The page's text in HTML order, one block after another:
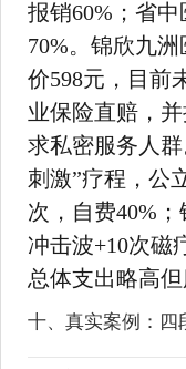
报销60%；省
70%。锦欣九
价598元，目前
业保险直赔，
求私密服务人
刺激”疗程，公
次，自费40%
冲击波+10次磁
总体支出略高但
十、真实案例：四